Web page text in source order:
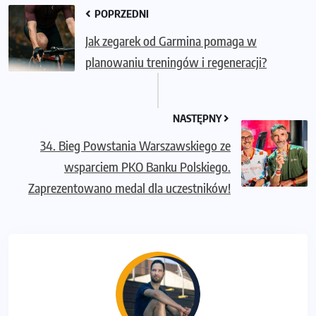
POPRZEDNI
Jak zegarek od Garmina pomaga w
planowaniu treningów i regeneracji?
NASTĘPNY
34. Bieg Powstania Warszawskiego ze
wsparciem PKO Banku Polskiego.
Zaprezentowano medal dla uczestników!